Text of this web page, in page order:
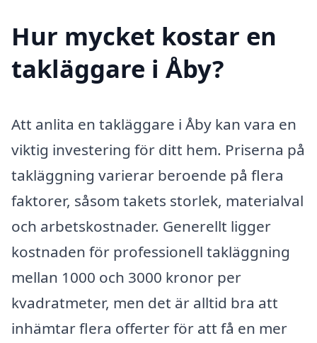
Hur mycket kostar en
takläggare i Åby?
Att anlita en takläggare i Åby kan vara en
viktig investering för ditt hem. Priserna på
takläggning varierar beroende på flera
faktorer, såsom takets storlek, materialval
och arbetskostnader. Generellt ligger
kostnaden för professionell takläggning
mellan 1000 och 3000 kronor per
kvadratmeter, men det är alltid bra att
inhämtar flera offerter för att få en mer